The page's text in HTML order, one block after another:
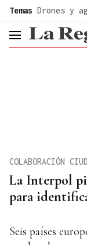
Temas Drones y
header.menu.open
La Interpol
para
COLABORACIÓN
Seis países